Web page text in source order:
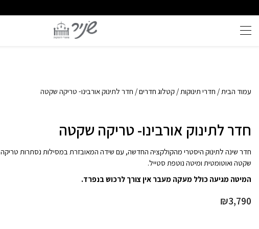
עמוד הבית/ חדרי תינוקות/ קטלוג חדרים/ חדר לתינוק אורבינו- טריקה שקטה
חדר לתינוק אורבינו- טריקה שקטה
חדר שינה לתינוק היסטרי מהקולקציה החדשה, עם שידה המאובזרת במסילות נסתרות טריקה
שקטה ואוטומטית ומיטה נוטפת סטייל.
המיטה מגיעה כולל מעקה מעבר אין צורך לרכוש בנפרד.
₪3,790